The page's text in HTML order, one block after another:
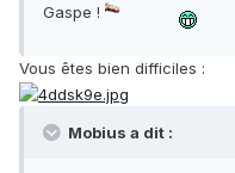
Gaspe !
Vous êtes bien difficiles :
Mobius a dit :